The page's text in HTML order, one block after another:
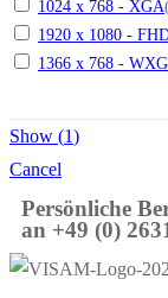
1024 x 768 - XGA(
1920 x 1080 -
1366 x 768 -
Show (1)
Cancel
Persönliche
an +49 (0)